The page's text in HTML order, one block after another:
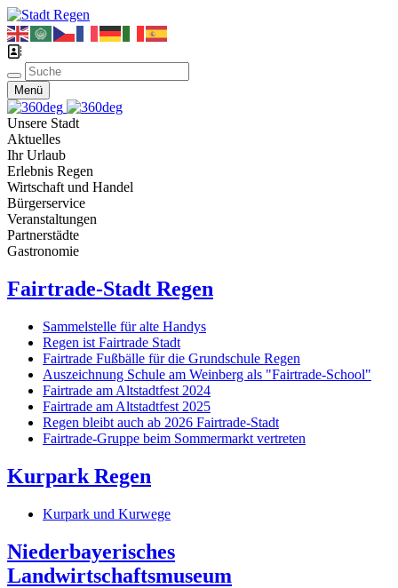
Menü
Unsere Stadt
Aktuelles
Ihr Urlaub
Erlebnis Regen
Wirtschaft und Handel
Bürgerservice
Veranstaltungen
Partnerstädte
Gastronomie
Fairtrade-Stadt Regen
Sammelstelle für alte Handys
Regen ist Fairtrade Stadt
Fairtrade Fußbälle für die Grundschule Regen
Auszeichnung Schule am Weinberg als "Fairtrade-School"
Fairtrade am Altstadtfest 2024
Fairtrade am Altstadtfest 2025
Regen bleibt auch ab 2026 Fairtrade-Stadt
Fairtrade-Gruppe beim Sommermarkt vertreten
Kurpark Regen
Kurpark und Kurwege
Niederbayerisches
Landwirtschaftsmuseum